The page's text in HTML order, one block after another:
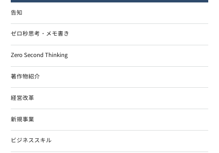
告知
ゼロ秒思考・メモ書き
Zero Second Thinking
著作物紹介
経営改革
新規事業
ビジネススキル